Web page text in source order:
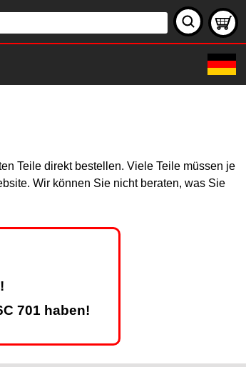
Teile direkt bestellen. Viele Teile müssen je
Wir können Sie nicht beraten, was Sie
701 haben!